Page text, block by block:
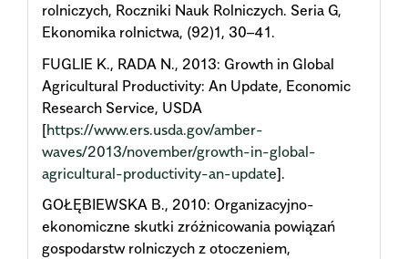
rolniczych, Roczniki Nauk Rolniczych. Seria G,
Ekonomika rolnictwa, (92)1, 30–41.
FUGLIE K., RADA N., 2013: Growth in Global
Agricultural Productivity: An Update, Economic
Research Service, USDA
[https://www.ers.usda.gov/amber-
waves/2013/november/growth-in-global-
agricultural-productivity-an-update].
GOŁĘBIEWSKA B., 2010: Organizacyjno-
ekonomiczne skutki zróżnicowania powiązań
gospodarstw rolniczych z otoczeniem,